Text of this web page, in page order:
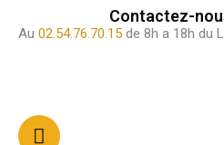
Contactez-
Au 02.54.76.70.15 de 8h a 18h du